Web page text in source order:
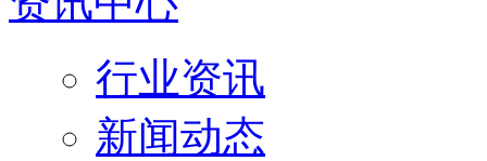
行业资讯
新闻动态